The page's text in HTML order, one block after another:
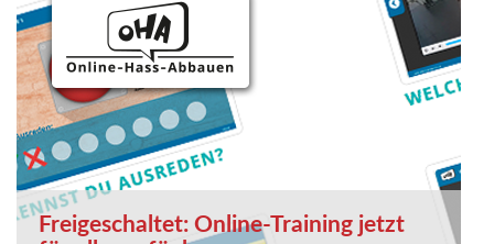
Freigeschaltet: Online-Training jetzt